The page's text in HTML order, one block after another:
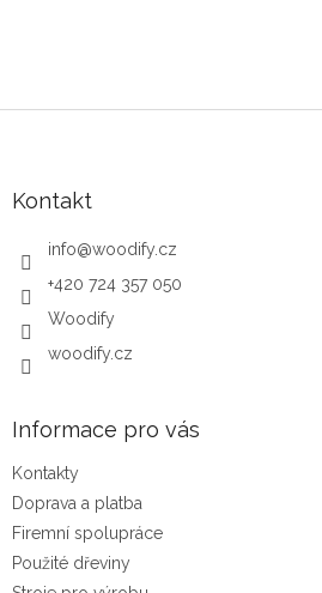
Kontakt
info@woodify.cz
+420 724 357 050
Woodify
woodify.cz
Informace pro vás
Kontakty
Doprava a platba
Firemní spolupráce
Použité dřeviny